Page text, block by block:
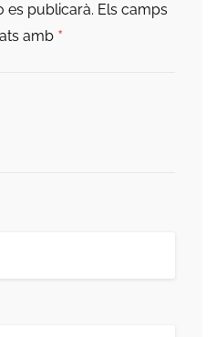
es publicarà. Els camps
amb *